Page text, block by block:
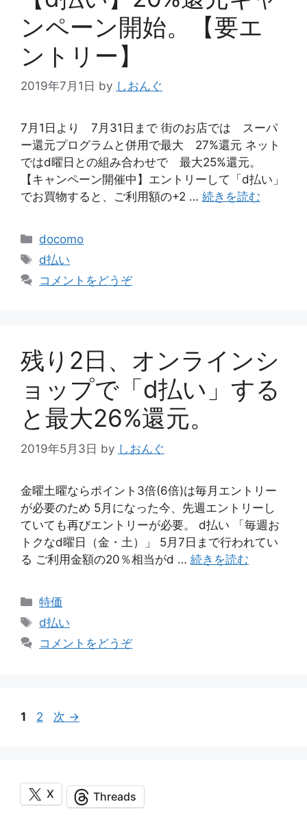
ンペーン開始。【要エ
ントリー】
2019年7月1日 by しおんぐ
7月1日より 7月31日まで 街のお店では スーパ
ー還元プログラムと併用で最大 27%還元 ネット
ではd曜日との組み合わせで 最大25%還元。
【キャンペーン開催中】エントリーして「d払い」
でお買物すると、ご利用額の+2 … 続きを読む
カ
テ
リ
docomo
タ
グ
d払い
コメントをどうぞ
残り2日、オンラインシ
ョップで「d払い」する
と最大26%還元。
2019年5月3日 by しおんぐ
金曜土曜ならポイント3倍(6倍)は毎月エントリー
が必要のため 5月になった今、先週エントリーし
ていても再びエントリーが必要。 d払い 「毎週お
トクなd曜日（金・土）」 5月7日まで行われてい
る ご利用金額の20％相当がd … 続きを読む
カ
テ
ゴ
リ
特価
タ
d払い
コメントをどうぞ
ペ
1
ペ
2 次 →
X Threads